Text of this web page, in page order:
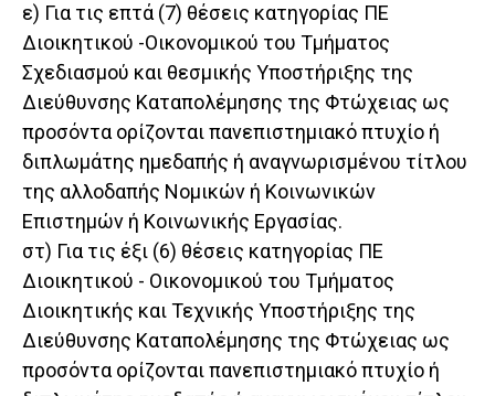
ε) Για τις επτά (7) θέσεις κατηγορίας ΠΕ
Διοικητικού -Οικονομικού του Τμήματος
Σχεδιασμού και θεσμικής Υποστήριξης της
Διεύθυνσης Καταπολέμησης της Φτώχειας ως
προσόντα ορίζονται πανεπιστημιακό πτυχίο ή
διπλωμάτης ημεδαπής ή αναγνωρισμένου τίτλου
της αλλοδαπής Νομικών ή Κοινωνικών
Επιστημών ή Κοινωνικής Εργασίας.
στ) Για τις έξι (6) θέσεις κατηγορίας ΠΕ
Διοικητικού - Οικονομικού του Τμήματος
Διοικητικής και Τεχνικής Υποστήριξης της
Διεύθυνσης Καταπολέμησης της Φτώχειας ως
προσόντα ορίζονται πανεπιστημιακό πτυχίο ή